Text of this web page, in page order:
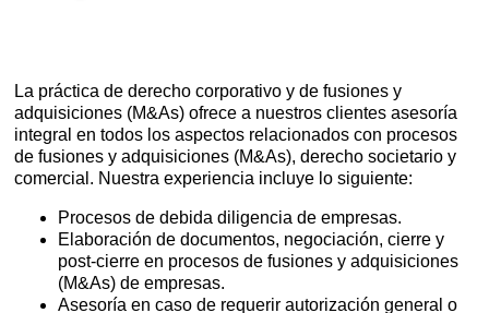
La práctica de derecho corporativo y de fusiones y
adquisiciones (M&As) ofrece a nuestros clientes asesoría
integral en todos los aspectos relacionados con procesos
de fusiones y adquisiciones (M&As), derecho societario y
comercial. Nuestra experiencia incluye lo siguiente:
Procesos de debida diligencia de empresas.
Elaboración de documentos, negociación, cierre y
post-cierre en procesos de fusiones y adquisiciones
(M&As) de empresas.
Asesoría en caso de requerir autorización general o